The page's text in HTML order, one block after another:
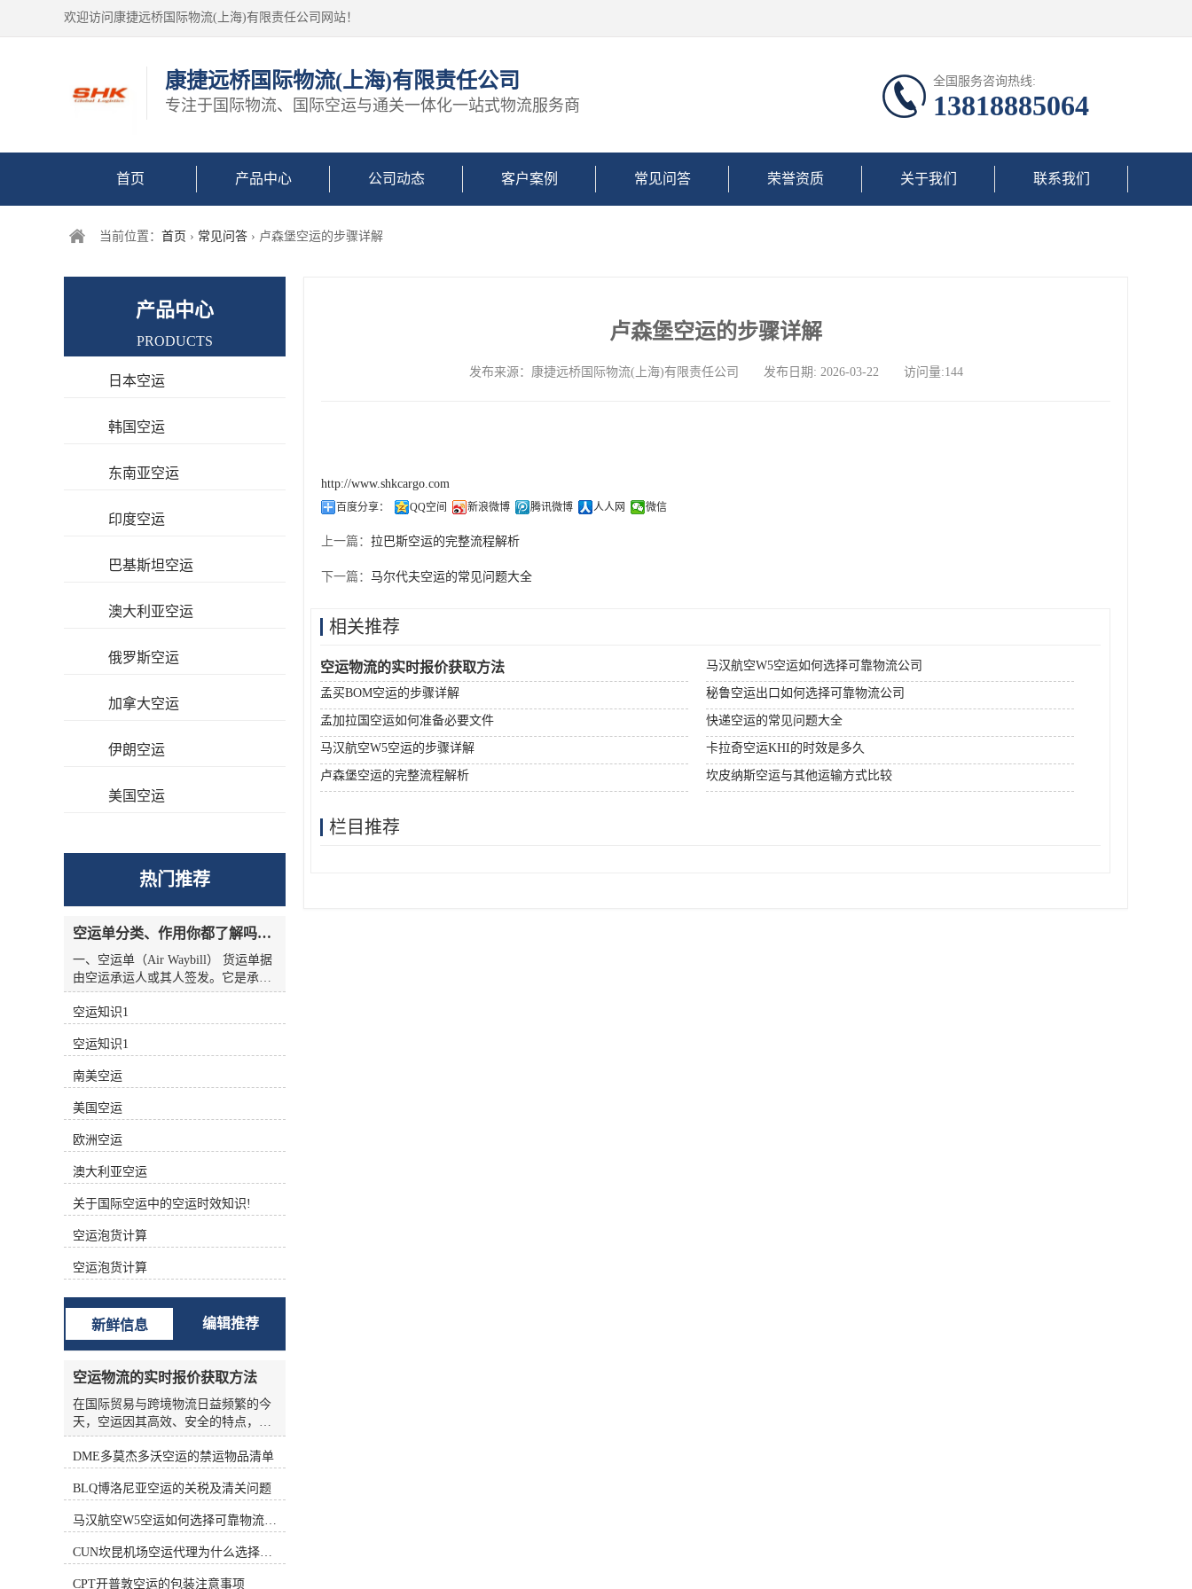
欢迎访问康捷远桥国际物流(上海)有限责任公司网站！
康捷远桥国际物流(上海)有限责任公司
专注于国际物流、国际空运与通关一体化一站式物流服务商
全国服务咨询热线:
13818885064
首页 产品中心 公司动态 客户案例 常见问答 荣誉资质 关于我们 联系我们
当前位置： 首页 › 常见问答 › 卢森堡空运的步骤详解
卢森堡空运的步骤详解
发布来源：康捷远桥国际物流(上海)有限责任公司 发布日期: 2026-03-22 访问量:144
http://www.shkcargo.com
百度分享： QQ空间 新浪微博 腾讯微博 人人网 微信
上一篇： 拉巴斯空运的完整流程解析
下一篇： 马尔代夫空运的常见问题大全
相关推荐
空运物流的实时报价获取方法 马汉航空W5空运如何选择可靠物流公司
孟买BOM空运的步骤详解 秘鲁空运出口如何选择可靠物流公司
孟加拉国空运如何准备必要文件 快递空运的常见问题大全
马汉航空W5空运的步骤详解 卡拉奇空运KHI的时效是多久
卢森堡空运的完整流程解析 坎皮纳斯空运与其他运输方式比较
栏目推荐
产品中心
PRODUCTS
日本空运
韩国空运
东南亚空运
印度空运
巴基斯坦空运
澳大利亚空运
俄罗斯空运
加拿大空运
伊朗空运
美国空运
热门推荐
空运单分类、作用你都了解吗？空运单干货讲解
一、空运单（Air Waybill） 货运单据
由空运承运人或其人签发。它是承运
人收到货物的收据，也是托运人与承
运人之间的运输合同，但没有物权凭
二、航空货运单分类 1.按无承运人名
称分类 航空货运单有两种 (1)货运单
（Airline Air Waybill） 印有出票
（issue carrier）航空货运单的名称和
标志(航徽、代码等)。.这种空运单代
表的身份。 (2)中性货运单（Neutral
Air Waybill） 承运人名称和标志的货
运单未提前打印在运单上。这种空运
根据不同的功能进行分类 (1)航空主
运单（Master Air Waybill ，MAWB）
签发的航空运单称为主运单。 (2)航
空分运单（House Air Waybill ，
HAWB） 在办理集中托运业务时，向
发货人签发运单。三、航空货运单的
构成 中国国际航空货运单由一式十二
联组成，包括三联原件、六联副本和
三联额外副本。 如下表所示： 填写
航空货运单的责任 根据《华沙公
约》、《海牙议定书》和承运人的运
输条件，承运人的运输条件为托运人
准备航空货运单。 根据《华沙公约》
第六条第(1)款和第(5)款，航空货运单
由托运人填写。承运人按托运人要求
写。 这表明托运人应对货运单上填写
人对货运单上填写的内容不准确、不
完整造成的损失负责。 在航空货运业
务运营中，各承运的大量货物由其人
收运，部分特殊货物由直接收运。托
空运知识1
空运知识1
南美空运
美国空运
欧洲空运
澳大利亚空运
关于国际空运中的空运时效知识!
空运泡货计算
空运泡货计算
新鲜信息 编辑推荐
空运物流的实时报价获取方法
在国际贸易与跨境物流日益频繁的今
天，空运因其高效、安全的特点，成
为许多企业优先选择的运输方式。然
而，空运物流的报价并非一成不变，
货物种类等多种变量影响，价格波动
频繁。对于货主和物流从业者来说，
如何准确、高效地获取实时报价，是
控制成本、优化供应链的关键环节。
本文将从实际业务角度出发，系统梳
理空运物流实时报价的获取方法，帮
DME多莫杰多沃空运的禁运物品清单
BLQ博洛尼亚空运的关税及清关问题
马汉航空W5空运如何选择可靠物流公司
CUN坎昆机场空运代理为什么选择空运更快捷
CPT开普敦空运的包装注意事项